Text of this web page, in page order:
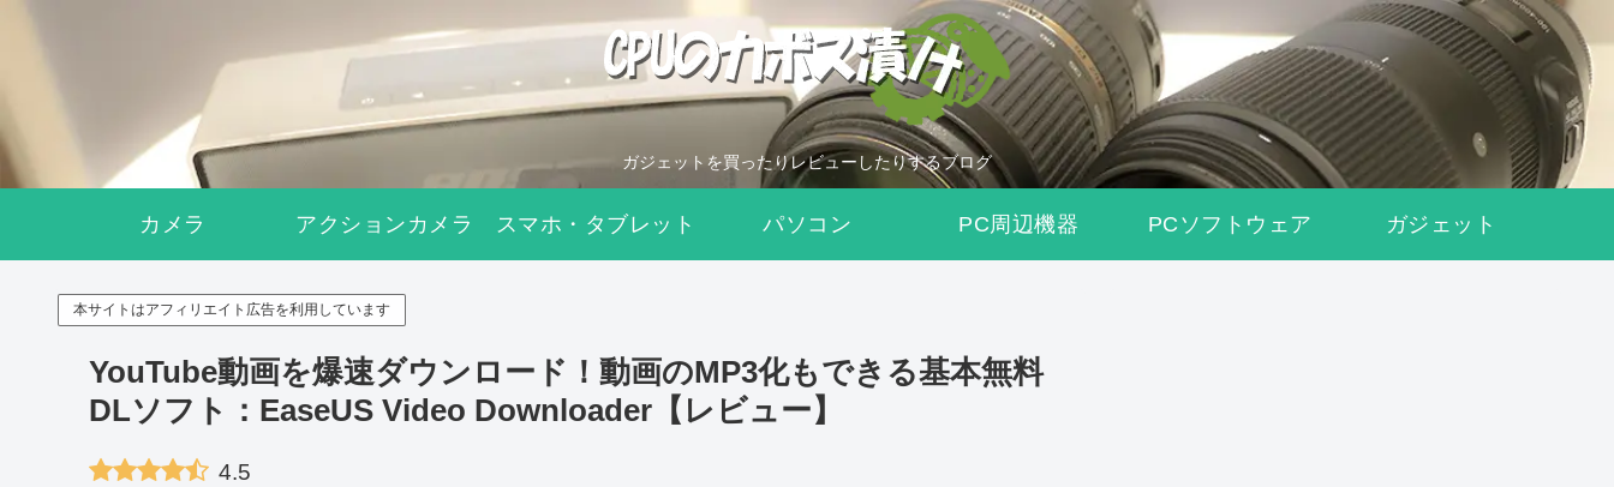
ガジェットを買ったりレビューしたりするブログ
カメラ アクションカメラ スマホ・タブレット パソコン PC周辺機器 PCソフトウェア ガジェット
本サイトはアフィリエイト広告を利用しています
YouTube動画を爆速ダウンロード！動画のMP3化もできる基本無料
DLソフト：EaseUS Video Downloader【レビュー】
4.5